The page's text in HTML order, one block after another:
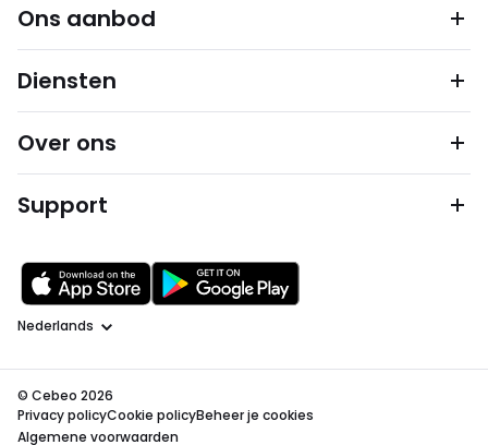
Ons aanbod
Diensten
Over ons
Support
Taal
© Cebeo 2026
Privacy policyCookie policyBeheer je cookies
Algemene voorwaarden